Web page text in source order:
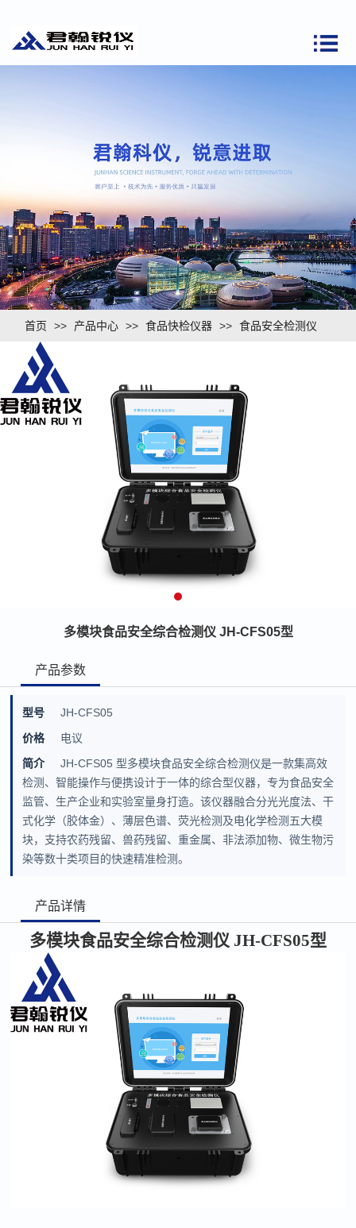
首页 >> 产品中心 >> 食品快检仪器 >> 食品安全检测仪
多模块食品安全综合检测仪 JH-CFS05型
产品参数
型号
JH-CFS05
价格
电议
简介
JH-CFS05 型多模块食品安全综合检测仪是一款集高效
检测、智能操作与便携设计于一体的综合型仪器，专为食品安全
监管、生产企业和实验室量身打造。该仪器融合分光光度法、干
式化学（胶体金）、薄层色谱、荧光检测及电化学检测五大模
块，支持农药残留、兽药残留、重金属、非法添加物、微生物污
染等数十类项目的快速精准检测。
产品详情
多模块食品安全综合检测仪 JH-CFS05型